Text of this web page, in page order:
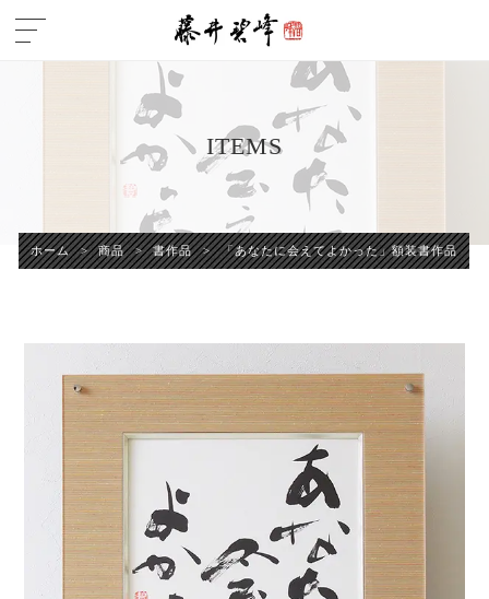
ITEMS
ホーム > 商品 > 書作品 > 「あなたに会えてよかった」額装書作品